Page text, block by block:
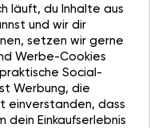
läuft, du Inhalte aus
und wir dir
setzen wir gerne
Werbe-Cookies
Social-
Werbung, die
einverstanden, dass
dein Einkaufserlebnis